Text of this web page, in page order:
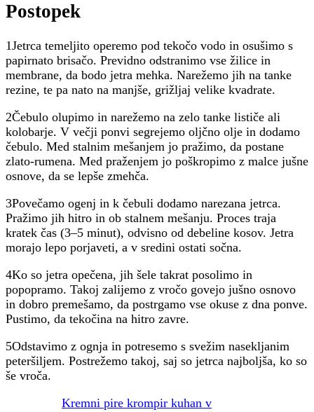
Postopek
1Jetrca temeljito operemo pod tekočo vodo in osušimo s
papirnato brisačo. Previdno odstranimo vse žilice in
membrane, da bodo jetra mehka. Narežemo jih na tanke
rezine, te pa nato na manjše, grižljaj velike kvadrate.
2Čebulo olupimo in narežemo na zelo tanke lističe ali
kolobarje. V večji ponvi segrejemo oljčno olje in dodamo
čebulo. Med stalnim mešanjem jo pražimo, da postane
zlato-rumena. Med praženjem jo poškropimo z malce jušne
osnove, da se lepše zmehča.
3Povečamo ogenj in k čebuli dodamo narezana jetrca.
Pražimo jih hitro in ob stalnem mešanju. Proces traja
kratek čas (3–5 minut), odvisno od debeline kosov. Jetra
morajo lepo porjaveti, a v sredini ostati sočna.
4Ko so jetra opečena, jih šele takrat posolimo in
popopramo. Takoj zalijemo z vročo govejo jušno osnovo
in dobro premešamo, da postrgamo vse okuse z dna ponve.
Pustimo, da tekočina na hitro zavre.
5Odstavimo z ognja in potresemo s svežim nasekljanim
peteršiljem. Postrežemo takoj, saj so jetrca najboljša, ko so
še vroča.
Kremni pire krompir kuhan v